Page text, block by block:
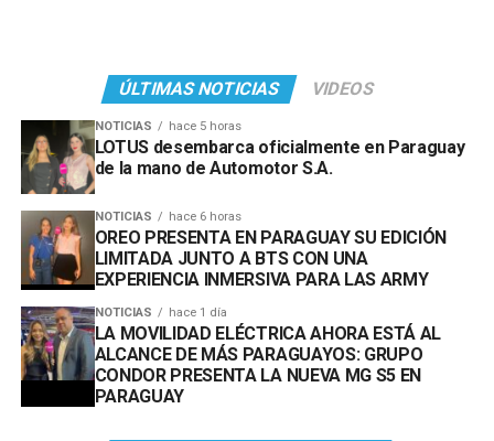
ÚLTIMAS NOTICIAS VIDEOS
NOTICIAS hace 5 horas
LOTUS desembarca oficialmente en Paraguay
de la mano de Automotor S.A.
NOTICIAS hace 6 horas
OREO PRESENTA EN PARAGUAY SU EDICIÓN
LIMITADA JUNTO A BTS CON UNA
EXPERIENCIA INMERSIVA PARA LAS ARMY
NOTICIAS hace 1 día
LA MOVILIDAD ELÉCTRICA AHORA ESTÁ AL
ALCANCE DE MÁS PARAGUAYOS: GRUPO
CONDOR PRESENTA LA NUEVA MG S5 EN
PARAGUAY